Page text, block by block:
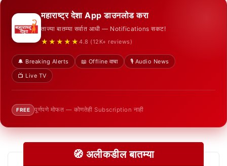
महाराष्ट्र देशा App डाउनलोड करा
ताज्या बातम्या सर्वात आधी — Notifications सकट!
★★★★★ 4.8 (12K+ reviews)
🔔 Breaking Alerts 📖 Offline वाचा
🎙️ Audio News
📺 Live TV
FREE पूर्णपणे मोफत — कोणतेही Subscription नाही
🧭 अलीकडील बातम्या